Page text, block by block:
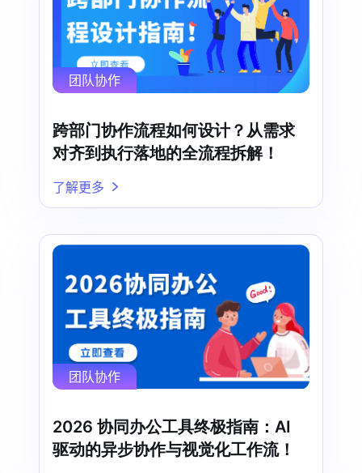
团队协作
跨部门协作流程如何设计？从需求
对齐到执行落地的全流程拆解！
了解更多
团队协作
2026 协同办公工具终极指南：AI
驱动的异步协作与视觉化工作流！